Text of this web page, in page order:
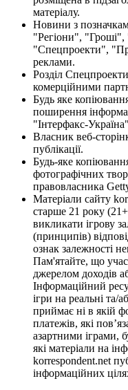
матеріалу.
Новини з
"Регіони",
"Спецпроекти",
реклами.
Розділ
комерційними
Будь яке
поширення
"Інтерфакс-
Власник веб-
публікації.
Будь-яке
фотографічних
правовласника
Матеріали сайту
старше 21 року
викликати ігрову
(принципів)
ознак залежності
Пам'ятайте, що
джерелом доходів
Інформаційний
ігри на реальні та/
приймає ні в якій
платежів, які
азартними іграми,
які матеріали на
korrespondent.net
інформаційних